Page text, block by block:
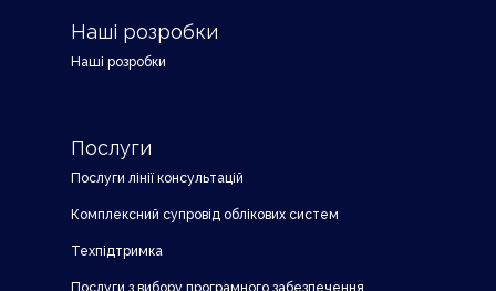
Наші розробки
Наші розробки
Послуги
Послуги лінії консультацій
Комплексний супровід облікових систем
Техпідтримка